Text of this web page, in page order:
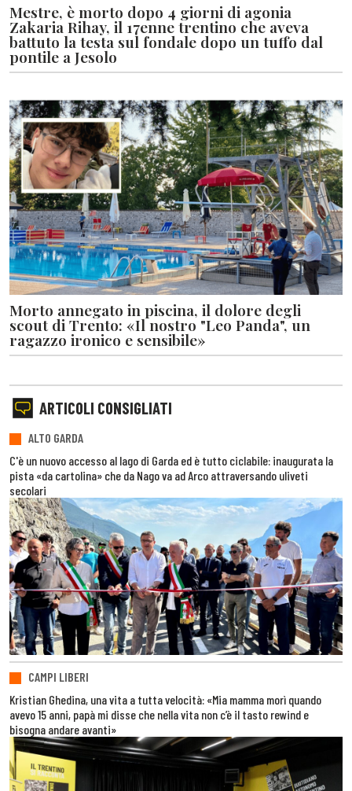
Mestre, è morto dopo 4 giorni di agonia
Zakaria Rihay, il 17enne trentino che aveva
battuto la testa sul fondale dopo un tuffo dal
pontile a Jesolo
Morto annegato in piscina, il dolore degli
scout di Trento: «Il nostro "Leo Panda", un
ragazzo ironico e sensibile»
ARTICOLI CONSIGLIATI
ALTO GARDA
C'è un nuovo accesso al lago di Garda ed è tutto ciclabile: inaugurata la
pista «da cartolina» che da Nago va ad Arco attraversando uliveti
secolari
CAMPI LIBERI
Kristian Ghedina, una vita a tutta velocità: «Mia mamma morì quando
avevo 15 anni, papà mi disse che nella vita non c’è il tasto rewind e
bisogna andare avanti»